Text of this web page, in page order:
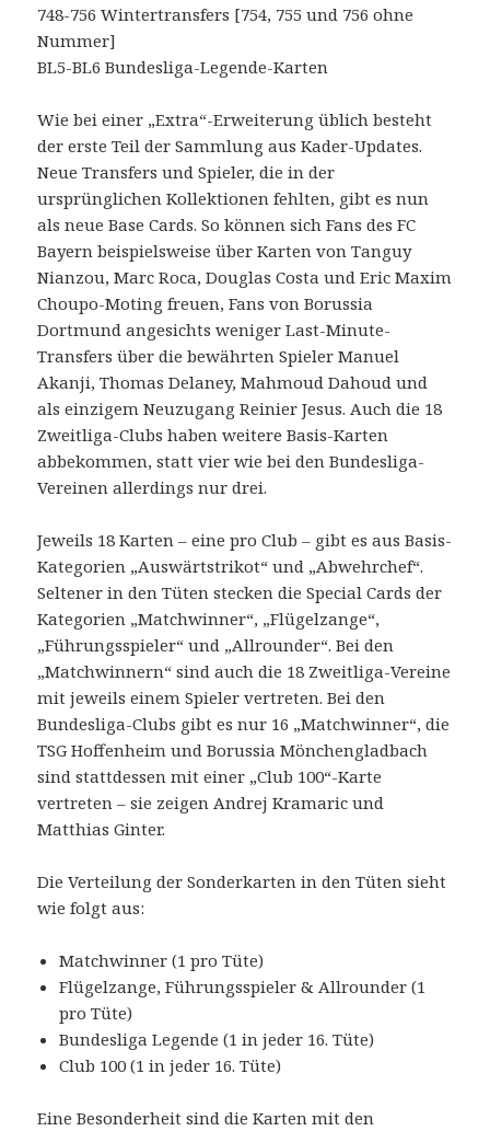
748-756 Wintertransfers [754, 755 und 756 ohne
Nummer]
BL5-BL6 Bundesliga-Legende-Karten
Wie bei einer „Extra“-Erweiterung üblich besteht
der erste Teil der Sammlung aus Kader-Updates.
Neue Transfers und Spieler, die in der
ursprünglichen Kollektionen fehlten, gibt es nun
als neue Base Cards. So können sich Fans des FC
Bayern beispielsweise über Karten von Tanguy
Nianzou, Marc Roca, Douglas Costa und Eric Maxim
Choupo-Moting freuen, Fans von Borussia
Dortmund angesichts weniger Last-Minute-
Transfers über die bewährten Spieler Manuel
Akanji, Thomas Delaney, Mahmoud Dahoud und
als einzigem Neuzugang Reinier Jesus. Auch die 18
Zweitliga-Clubs haben weitere Basis-Karten
abbekommen, statt vier wie bei den Bundesliga-
Vereinen allerdings nur drei.
Jeweils 18 Karten – eine pro Club – gibt es aus Basis-
Kategorien „Auswärtstrikot“ und „Abwehrchef“.
Seltener in den Tüten stecken die Special Cards der
Kategorien „Matchwinner“, „Flügelzange“,
„Führungsspieler“ und „Allrounder“. Bei den
„Matchwinnern“ sind auch die 18 Zweitliga-Vereine
mit jeweils einem Spieler vertreten. Bei den
Bundesliga-Clubs gibt es nur 16 „Matchwinner“, die
TSG Hoffenheim und Borussia Mönchengladbach
sind stattdessen mit einer „Club 100“-Karte
vertreten – sie zeigen Andrej Kramaric und
Matthias Ginter.
Die Verteilung der Sonderkarten in den Tüten sieht
wie folgt aus:
Matchwinner (1 pro Tüte)
Flügelzange, Führungsspieler & Allrounder (1
pro Tüte)
Bundesliga Legende (1 in jeder 16. Tüte)
Club 100 (1 in jeder 16. Tüte)
Eine Besonderheit sind die Karten mit den